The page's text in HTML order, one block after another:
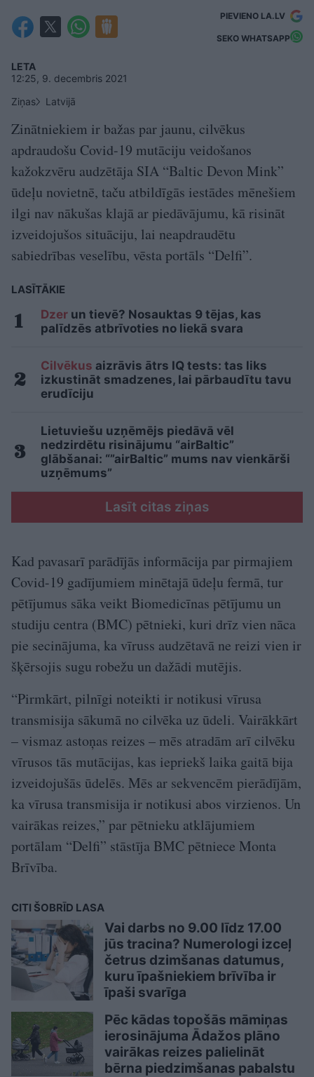
PIEVIENO LA.LV
SEKO WHATSAPP
LETA
12:25, 9. decembris 2021
Ziņas
Latvijā
Zinātniekiem ir bažas par jaunu, cilvēkus
apdraudošu Covid-19 mutāciju veidošanos
kažokzvēru audzētāja SIA “Baltic Devon Mink”
ūdeļu novietnē, taču atbildīgās iestādes mēnešiem
ilgi nav nākušas klajā ar piedāvājumu, kā risināt
izveidojušos situāciju, lai neapdraudētu
sabiedrības veselību, vēsta portāls “Delfi”.
LASĪTĀKIE
Dzer un tievē? Nosauktas 9 tējas, kas
palīdzēs atbrīvoties no liekā svara
Cilvēkus aizrāvis ātrs IQ tests: tas liks
izkustināt smadzenes, lai pārbaudītu tavu
erudīciju
Lietuviešu uzņēmējs piedāvā vēl
nedzirdētu risinājumu “airBaltic”
glābšanai: “”airBaltic” mums nav vienkārši
uzņēmums”
Lasīt citas ziņas
Kad pavasarī parādījās informācija par pirmajiem
Covid-19 gadījumiem minētajā ūdeļu fermā, tur
pētījumus sāka veikt Biomedicīnas pētījumu un
studiju centra (BMC) pētnieki, kuri drīz vien nāca
pie secinājuma, ka vīruss audzētavā ne reizi vien ir
šķērsojis sugu robežu un dažādi mutējis.
“Pirmkārt, pilnīgi noteikti ir notikusi vīrusa
transmisija sākumā no cilvēka uz ūdeli. Vairākkārt
– vismaz astoņas reizes – mēs atradām arī cilvēku
vīrusos tās mutācijas, kas iepriekš laika gaitā bija
izveidojušās ūdelēs. Mēs ar sekvencēm pierādījām,
ka vīrusa transmisija ir notikusi abos virzienos. Un
vairākas reizes,” par pētnieku atklājumiem
portālam “Delfi” stāstīja BMC pētniece Monta
Brīvība.
CITI ŠOBRĪD LASA
Vai darbs no 9.00 līdz 17.00
jūs tracina? Numerologi izceļ
četrus dzimšanas datumus,
kuru īpašniekiem brīvība ir
īpaši svarīga
Pēc kādas topošās māmiņas
ierosinājuma Ādažos plāno
vairākas reizes palielināt
bērna piedzimšanas pabalstu